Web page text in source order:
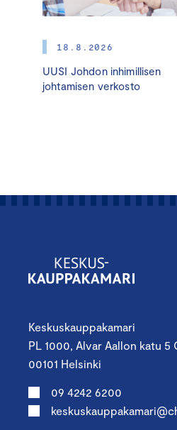
18.8.2026
UUSI Johdon inhimillisen
johtamisen verkosto
Keskuskauppakamari
PL 1000, Alvar Aallon katu 5
00101 Helsinki
09 4242 6200